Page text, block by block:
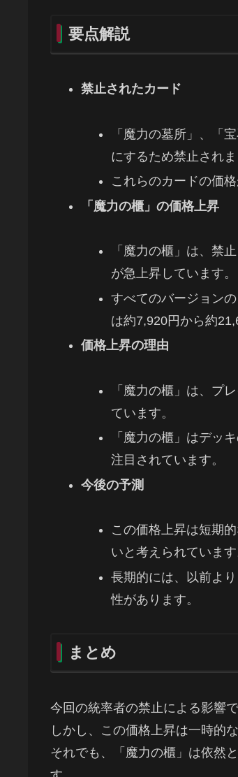
要点解説
禁止されたカード
「魔力の墓所」、「
にするため禁止されま
これらのカードの価
「魔力の櫃」の価格上昇
「魔力の櫃」は、禁
が急上昇しています。
すべてのバージョン
は約7,920円から約
価格上昇の理由
「魔力の櫃」は、プ
ています。
「魔力の櫃」はデッ
注目されています。
今後の予測
この価格上昇は短期
いと考えられています
長期的には、以前よ
性があります。
まとめ
今回の統率者の禁止による影響
しかし、この価格上昇は一時的
それでも、「魔力の櫃」は依然